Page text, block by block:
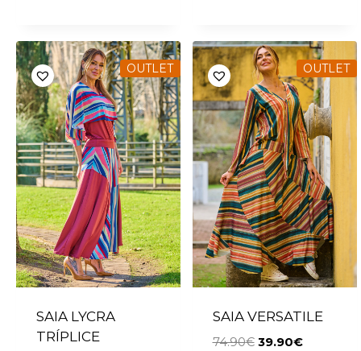
OUTLET
SAIA LYCRA
TRÍPLICE
OUTLET
SAIA VERSATILE
74.90€ 39.90€